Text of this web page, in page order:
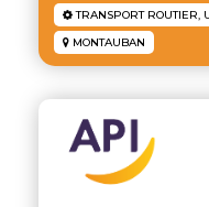
TRANSPORT ROUTIER,
MONTAUBAN